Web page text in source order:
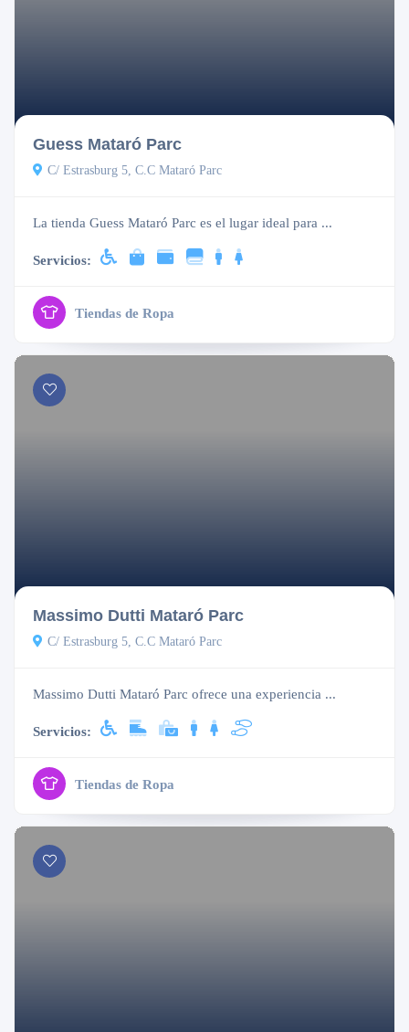
Guess Mataró Parc
C/ Estrasburg 5, C.C Mataró Parc
La tienda Guess Mataró Parc es el lugar ideal para ...
Servicios:
Tiendas de Ropa
Massimo Dutti Mataró Parc
C/ Estrasburg 5, C.C Mataró Parc
Massimo Dutti Mataró Parc ofrece una experiencia ...
Servicios:
Tiendas de Ropa